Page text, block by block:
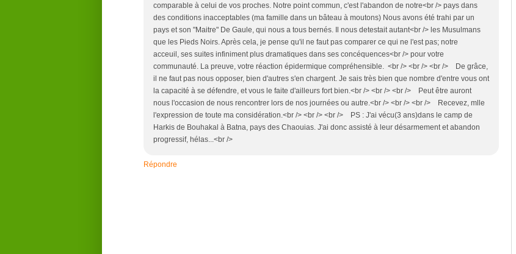
comparable à celui de vos proches. Notre point commun, c'est l'abandon de notre<br /> pays dans
des conditions inacceptables (ma famille dans un bâteau à moutons) Nous avons été trahi par un
pays et son "Maitre" De Gaule, qui nous a tous bernés. Il nous detestait autant<br /> les Musulmans
que les Pieds Noirs. Après cela, je pense qu'il ne faut pas comparer ce qui ne l'est pas; notre
acceuil, ses suites infiniment plus dramatiques dans ses concéquences<br /> pour votre
communauté. La preuve, votre réaction épidermique compréhensible. <br /> <br /> <br /> De grâce,
il ne faut pas nous opposer, bien d'autres s'en chargent. Je sais très bien que nombre d'entre vous ont
la capacité à se défendre, et vous le faite d'ailleurs fort bien.<br /> <br /> <br /> Peut être auront
nous l'occasion de nous rencontrer lors de nos journées ou autre.<br /> <br /> <br /> Recevez, mlle
l'expression de toute ma considération.<br /> <br /> <br /> PS : J'ai vécu(3 ans)dans le camp de
Harkis de Bouhakal à Batna, pays des Chaouias. J'ai donc assisté à leur désarmement et abandon
progressif, hélas...<br />
Répondre